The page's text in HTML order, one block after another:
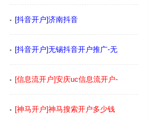
[抖音开户]济南抖音
[抖音开户]无锡抖音开户推广-无
[信息流开户]安庆uc信息流开户-
[神马开户]神马搜索开户多少钱